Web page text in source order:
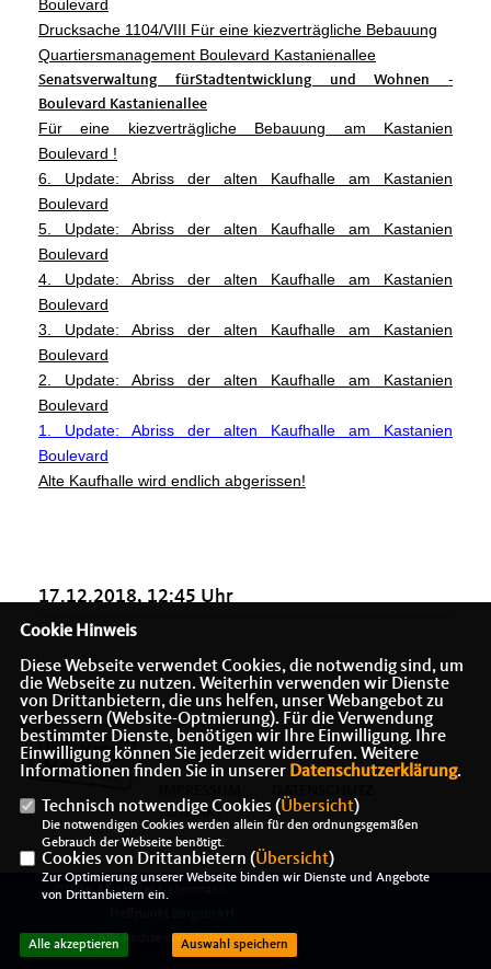
Boulevard
Drucksache 1104/VIII Für eine kiezverträgliche Bebauung
Quartiersmanagement Boulevard Kastanienallee
Senatsverwaltung fürStadtentwicklung und Wohnen -
Boulevard Kastanienallee
Für eine kiezverträgliche Bebauung am Kastanien
Boulevard !
6. Update: Abriss der alten Kaufhalle am Kastanien
Boulevard
5. Update: Abriss der alten Kaufhalle am Kastanien
Boulevard
4. Update: Abriss der alten Kaufhalle am Kastanien
Boulevard
3. Update: Abriss der alten Kaufhalle am Kastanien
Boulevard
2. Update: Abriss der alten Kaufhalle am Kastanien
Boulevard
1. Update: Abriss der alten Kaufhalle am Kastanien
Boulevard
Alte Kaufhalle wird endlich abgerissen!
17.12.2018, 12:45 Uhr
KONTAKT
@2026 Alexander J. Herrmann -
Alle Rechte vorbehalten.
Cookie Hinweis
Diese Webseite verwendet Cookies, die notwendig sind, um
die Webseite zu nutzen. Weiterhin verwenden wir Dienste
von Drittanbietern, die uns helfen, unser Webangebot zu
verbessern (Website-Optmierung). Für die Verwendung
bestimmter Dienste, benötigen wir Ihre Einwilligung. Ihre
Einwilligung können Sie jederzeit widerrufen. Weitere
Informationen finden Sie in unserer Datenschutzerklärung.
Technisch notwendige Cookies (Übersicht)
Die notwendigen Cookies werden allein für den ordnungsgemäßen
Gebrauch der Webseite benötigt.
Cookies von Drittanbietern (Übersicht)
Zur Optimierung unserer Webseite binden wir Dienste und Angebote
von Drittanbietern ein.
Alle akzeptieren Auswahl speichern